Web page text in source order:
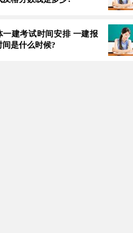
一建考试时间安排 一建报
间是什么时候?